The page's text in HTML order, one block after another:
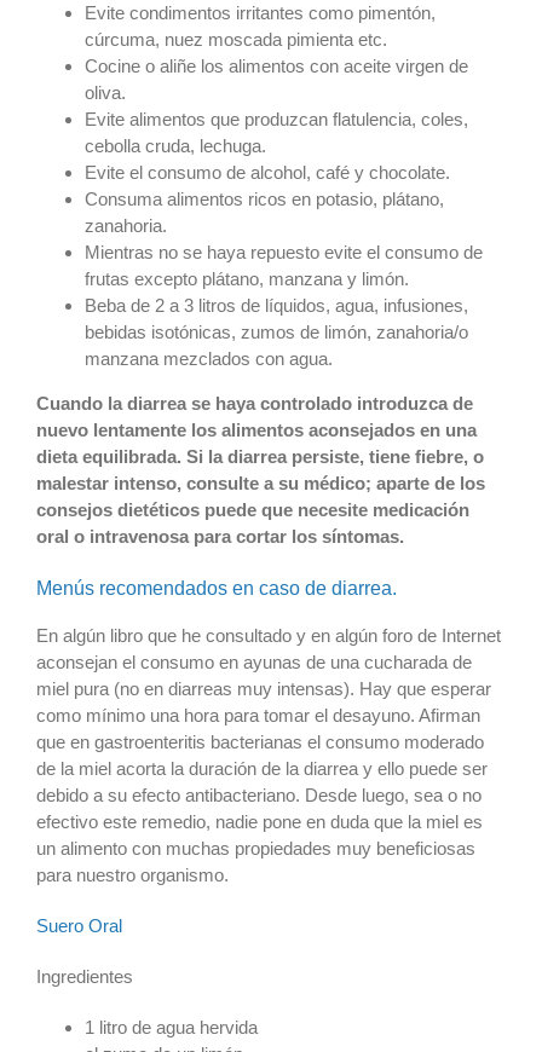
Evite condimentos irritantes como pimentón,
cúrcuma, nuez moscada pimienta etc.
Cocine o aliñe los alimentos con aceite virgen de
oliva.
Evite alimentos que produzcan flatulencia, coles,
cebolla cruda, lechuga.
Evite el consumo de alcohol, café y chocolate.
Consuma alimentos ricos en potasio, plátano,
zanahoria.
Mientras no se haya repuesto evite el consumo de
frutas excepto plátano, manzana y limón.
Beba de 2 a 3 litros de líquidos, agua, infusiones,
bebidas isotónicas, zumos de limón, zanahoria/o
manzana mezclados con agua.
Cuando la diarrea se haya controlado introduzca de
nuevo lentamente los alimentos aconsejados en una
dieta equilibrada. Si la diarrea persiste, tiene fiebre, o
malestar intenso, consulte a su médico; aparte de los
consejos dietéticos puede que necesite medicación
oral o intravenosa para cortar los síntomas.
Menús recomendados en caso de diarrea.
En algún libro que he consultado y en algún foro de Internet
aconsejan el consumo en ayunas de una cucharada de
miel pura (no en diarreas muy intensas). Hay que esperar
como mínimo una hora para tomar el desayuno. Afirman
que en gastroenteritis bacterianas el consumo moderado
de la miel acorta la duración de la diarrea y ello puede ser
debido a su efecto antibacteriano. Desde luego, sea o no
efectivo este remedio, nadie pone en duda que la miel es
un alimento con muchas propiedades muy beneficiosas
para nuestro organismo.
Suero Oral
Ingredientes
1 litro de agua hervida